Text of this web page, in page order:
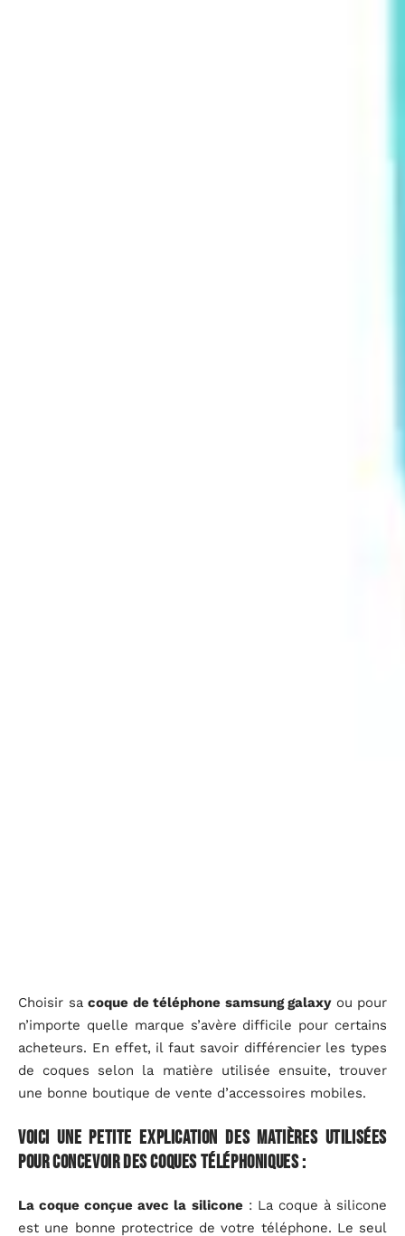
Choisir sa coque de téléphone samsung galaxyou pour
n’importe quelle marque s’avère difficile pour certains
acheteurs. En effet, il faut savoir différencier les types
de coques selon la matière utilisée ensuite, trouver
une bonne boutique de vente d’accessoires mobiles.
Voici une petite explication des matières utilisées
pour concevoir des coques téléphoniques :
La coque conçue avec la silicone: La coque à silicone
est une bonne protectrice de votre téléphone. Le seul